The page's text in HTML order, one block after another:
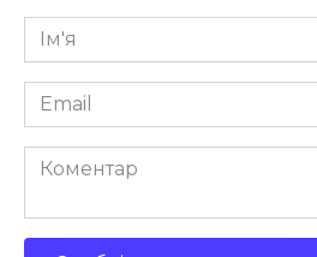
Ім'я
*
Email
*
Коментар